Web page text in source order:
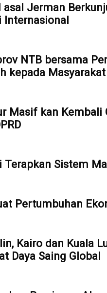
asal Jerman
Internasional
NTB bersama
kepada Masyarakat
Masif kan Kembali
Terapkan Sistem
Pertumbuhan
Kairo dan Kuala
Daya Saing Global